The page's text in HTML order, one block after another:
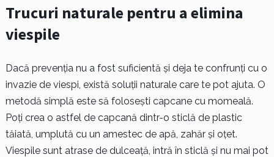
Trucuri naturale pentru a elimina
viespile
Dacă prevenția nu a fost suficientă și deja te confrunți cu o
invazie de viespi, există soluții naturale care te pot ajuta. O
metodă simplă este să folosești capcane cu momeală.
Poți crea o astfel de capcană dintr-o sticlă de plastic
tăiată, umplută cu un amestec de apă, zahăr și oțet.
Viespile sunt atrase de dulceață, intră în sticlă și nu mai pot